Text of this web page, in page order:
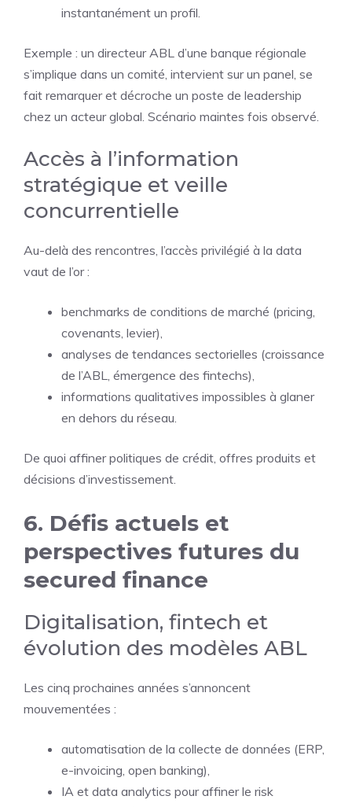
instantanément un profil.
Exemple : un directeur ABL d’une banque régionale
s’implique dans un comité, intervient sur un panel, se
fait remarquer et décroche un poste de leadership
chez un acteur global. Scénario maintes fois observé.
Accès à l’information
stratégique et veille
concurrentielle
Au-delà des rencontres, l’accès privilégié à la data
vaut de l’or :
benchmarks de conditions de marché (pricing,
covenants, levier),
analyses de tendances sectorielles (croissance
de l’ABL, émergence des fintechs),
informations qualitatives impossibles à glaner
en dehors du réseau.
De quoi affiner politiques de crédit, offres produits et
décisions d’investissement.
6. Défis actuels et
perspectives futures du
secured finance
Digitalisation, fintech et
évolution des modèles ABL
Les cinq prochaines années s’annoncent
mouvementées :
automatisation de la collecte de données (ERP,
e-invoicing, open banking),
IA et data analytics pour affiner le risk